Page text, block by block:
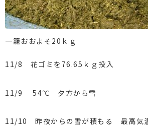
一籠おおよそ20ｋｇ
11/8 花ゴミを76.65ｋｇ投入
11/9 54℃ 夕方から雪
11/10 昨夜からの雪が積もる 最高気